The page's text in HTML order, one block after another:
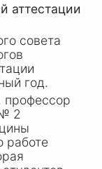
аттестации
совета
год.
профессор
2
работе